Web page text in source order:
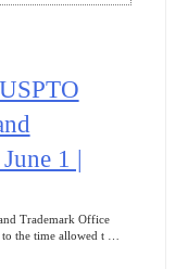
1 |
Trademark Office
the time allowed t …